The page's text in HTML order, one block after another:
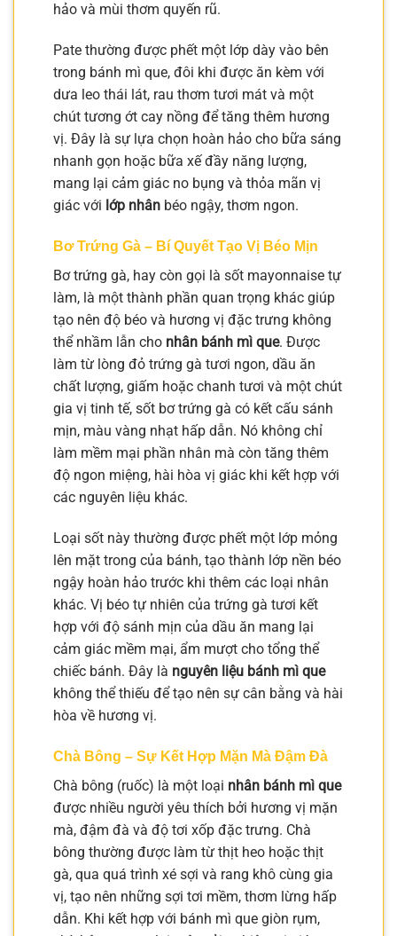
hảo và mùi thơm quyến rũ.
Pate thường được phết một lớp dày vào bên
trong bánh mì que, đôi khi được ăn kèm với
dưa leo thái lát, rau thơm tươi mát và một
chút tương ớt cay nồng để tăng thêm hương
vị. Đây là sự lựa chọn hoàn hảo cho bữa sáng
nhanh gọn hoặc bữa xế đầy năng lượng,
mang lại cảm giác no bụng và thỏa mãn vị
giác với lớp nhân béo ngậy, thơm ngon.
Bơ Trứng Gà – Bí Quyết Tạo Vị Béo Mịn
Bơ trứng gà, hay còn gọi là sốt mayonnaise tự
làm, là một thành phần quan trọng khác giúp
tạo nên độ béo và hương vị đặc trưng không
thể nhầm lẫn cho nhân bánh mì que. Được
làm từ lòng đỏ trứng gà tươi ngon, dầu ăn
chất lượng, giấm hoặc chanh tươi và một chút
gia vị tinh tế, sốt bơ trứng gà có kết cấu sánh
mịn, màu vàng nhạt hấp dẫn. Nó không chỉ
làm mềm mại phần nhân mà còn tăng thêm
độ ngon miệng, hài hòa vị giác khi kết hợp với
các nguyên liệu khác.
Loại sốt này thường được phết một lớp mỏng
lên mặt trong của bánh, tạo thành lớp nền béo
ngậy hoàn hảo trước khi thêm các loại nhân
khác. Vị béo tự nhiên của trứng gà tươi kết
hợp với độ sánh mịn của dầu ăn mang lại
cảm giác mềm mại, ẩm mượt cho tổng thể
chiếc bánh. Đây là nguyên liệu bánh mì que
không thể thiếu để tạo nên sự cân bằng và hài
hòa về hương vị.
Chà Bông – Sự Kết Hợp Mặn Mà Đậm Đà
Chà bông (ruốc) là một loại nhân bánh mì que
được nhiều người yêu thích bởi hương vị mặn
mà, đậm đà và độ tơi xốp đặc trưng. Chà
bông thường được làm từ thịt heo hoặc thịt
gà, qua quá trình xé sợi và rang khô cùng gia
vị, tạo nên những sợi tơi mềm, thơm lừng hấp
dẫn. Khi kết hợp với bánh mì que giòn rụm,